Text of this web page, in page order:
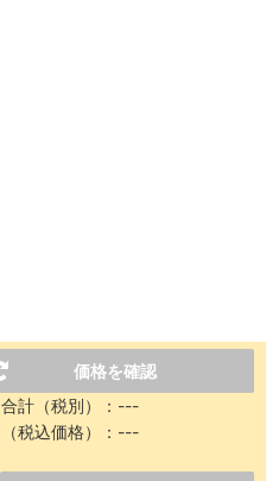
価格を確認
合計（税別）： ---
（税込価格）： ---